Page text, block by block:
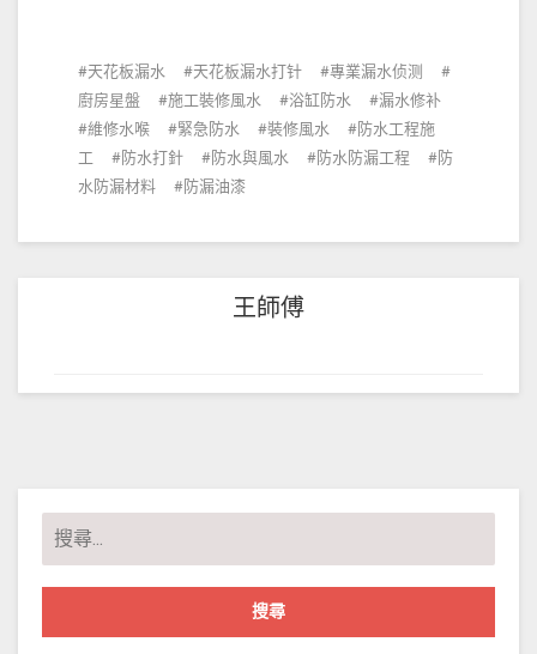
天花板漏水 天花板漏水打针
專業漏水侦测
廚房星盤
施工裝修風水 浴缸防水
漏水修补
維修水喉
緊急防水 裝修風水
防水工程施
工
防水打針 防水與風水 防水防漏工程
防
水防漏材料
防漏油漆
王師傅
搜
尋
關
字: